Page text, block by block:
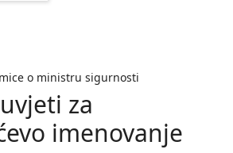
o ministru sigurnosti
za
imenovanje